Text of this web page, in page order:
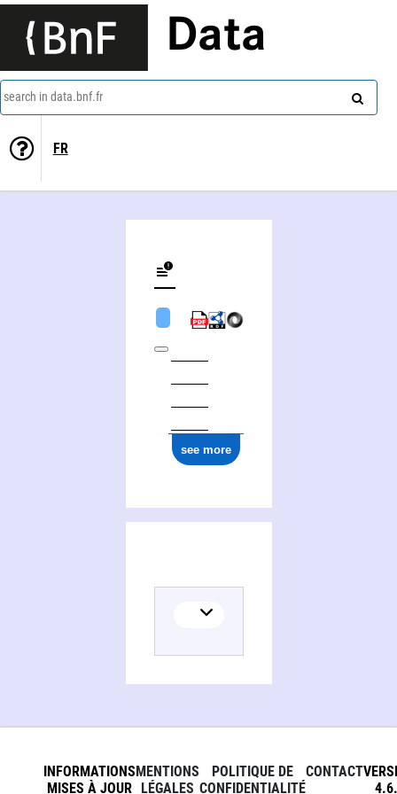
Data
search in data.bnf.fr
FR
see more
INFORMATIONS
MISES À JOUR
MENTIONS
LÉGALES
POLITIQUE DE
CONFIDENTIALITÉ
CONTACT